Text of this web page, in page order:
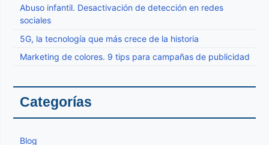
Abuso infantil. Desactivación de detección en redes
sociales
5G, la tecnología que más crece de la historia
Marketing de colores. 9 tips para campañas de publicidad
Categorías
Blog